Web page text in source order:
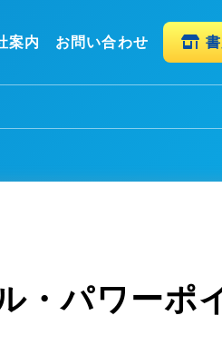
案内 お問い合わせ
・パワーポ